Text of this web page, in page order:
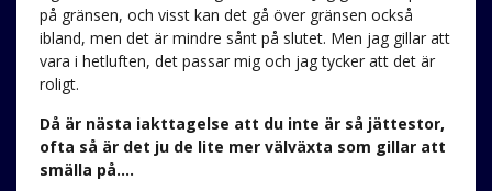
på gränsen, och visst kan det gå över gränsen också
ibland, men det är mindre sånt på slutet. Men jag gillar att
vara i hetluften, det passar mig och jag tycker att det är
roligt.
Då är nästa iakttagelse att du inte är så jättestor,
ofta så är det ju de lite mer välväxta som gillar att
smälla på….